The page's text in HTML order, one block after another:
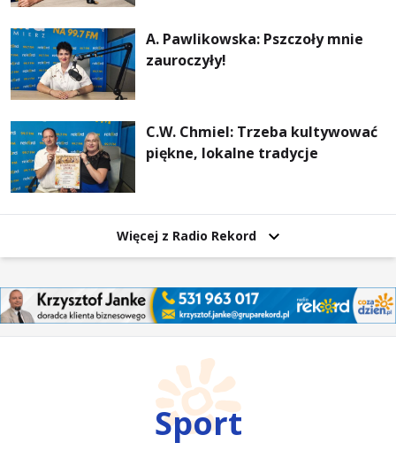
najważniejsza
A. Pawlikowska: Pszczoły mnie
zauroczyły!
C.W. Chmiel: Trzeba kultywować
piękne, lokalne tradycje
Więcej z Radio Rekord
Sport